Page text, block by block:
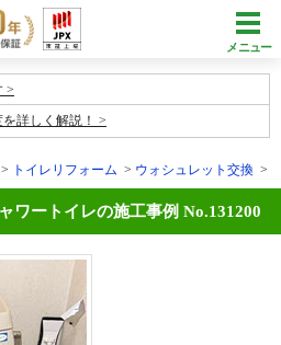
メニュー
詳しく解説！
トイレリフォーム ウォシュレット交換
ワートイレの施工事例 No.131200